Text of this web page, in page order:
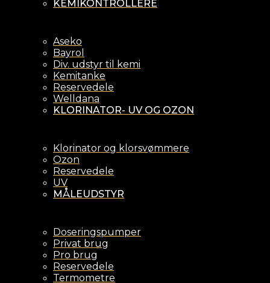
KEMIKONTROLLERE
Aseko
Bayrol
Div. udstyr til kemi
Kemitanke
Reservedele
Welldana
KLORINATOR- UV OG OZON
Klorinator og klorsvømmere
Ozon
Reservedele
UV
MÅLEUDSTYR
Doseringspumper
Privat brug
Pro brug
Reservedele
Termometre